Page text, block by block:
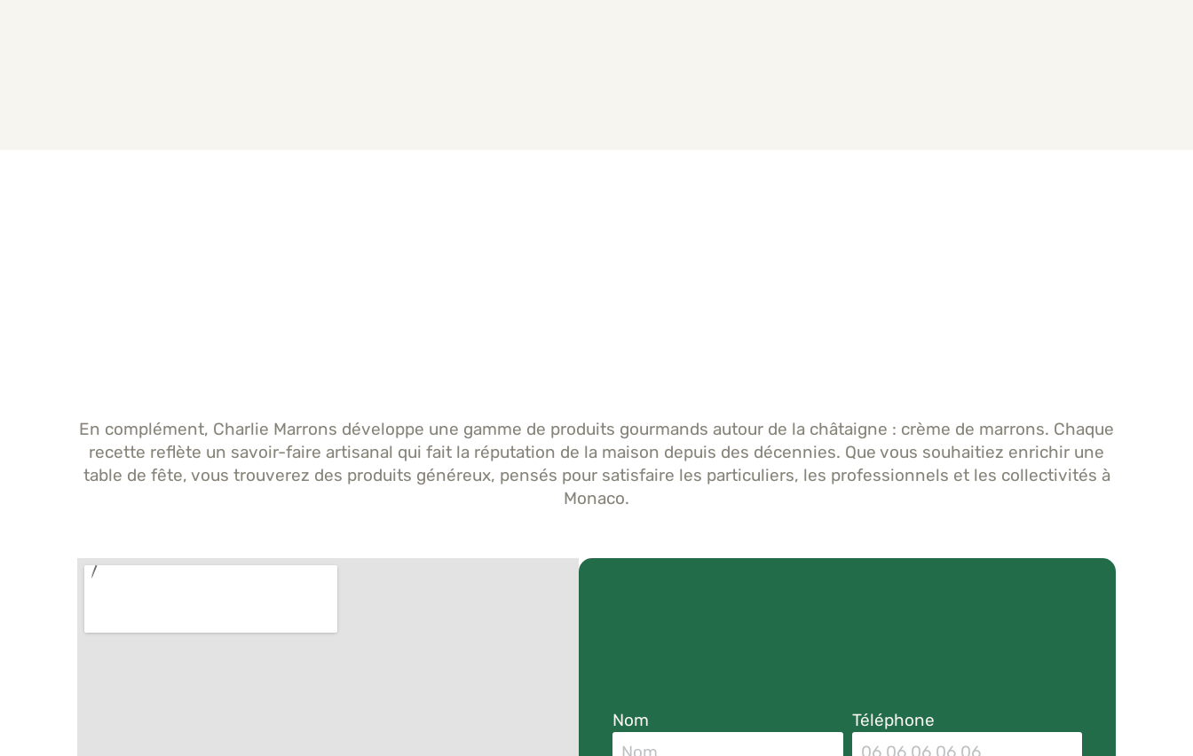
En complément, Charlie Marrons développe une gamme de produits gourmands autour de la châtaigne : crème de marrons. Chaque
recette reflète un savoir-faire artisanal qui fait la réputation de la maison depuis des décennies. Que vous souhaitiez enrichir une
table de fête, vous trouverez des produits généreux, pensés pour satisfaire les particuliers, les professionnels et les collectivités à
Monaco.
Nom Téléphone